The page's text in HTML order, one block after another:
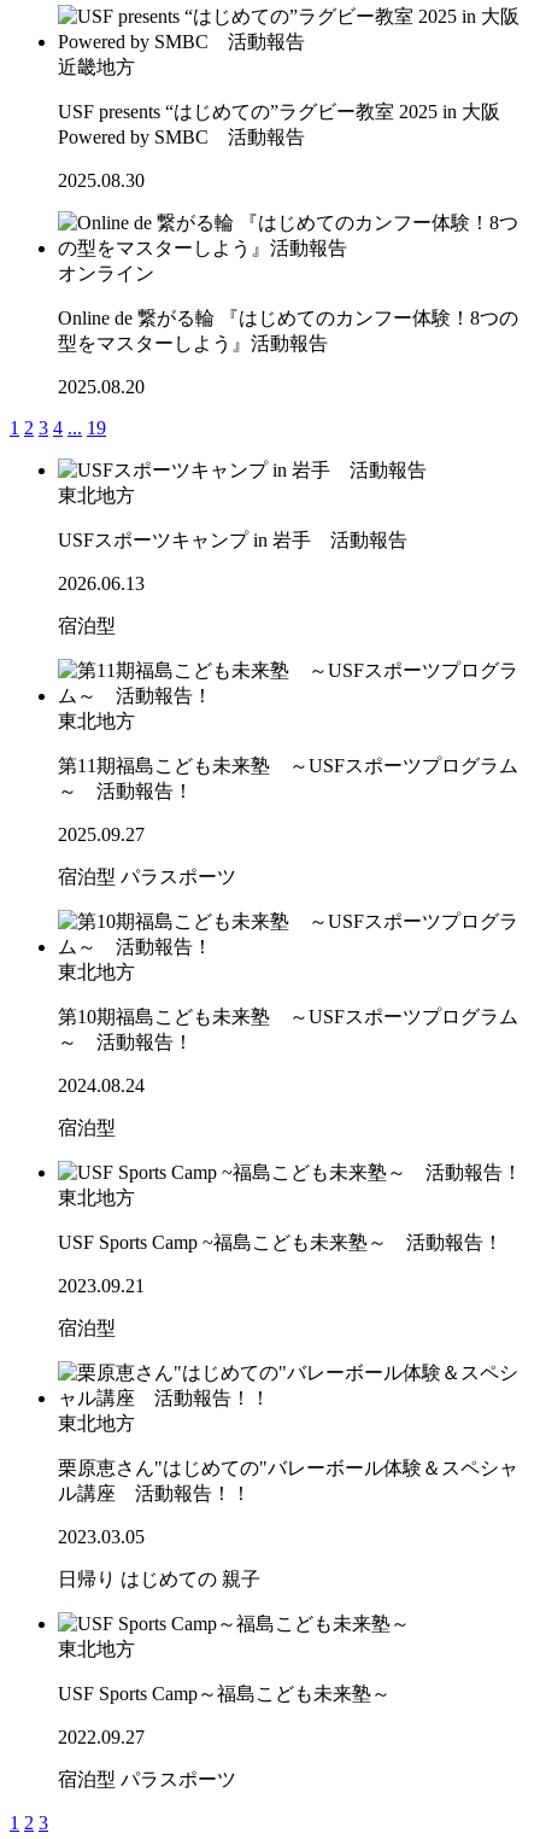
近畿地方
USF presents “はじめての”ラグビー教室 2025 in 大阪
Powered by SMBC 活動報告
2025.08.30
オンライン
Online de 繋がる輪 『はじめてのカンフー体験！8つの
型をマスターしよう』活動報告
2025.08.20
1 2 3 4 ... 19
東北地方
USFスポーツキャンプ in 岩手 活動報告
2026.06.13
宿泊型
東北地方
第11期福島こども未来塾 ～USFスポーツプログラム
～ 活動報告！
2025.09.27
宿泊型 パラスポーツ
東北地方
第10期福島こども未来塾 ～USFスポーツプログラム
～ 活動報告！
2024.08.24
宿泊型
東北地方
USF Sports Camp ~福島こども未来塾～ 活動報告！
2023.09.21
宿泊型
東北地方
栗原恵さん"はじめての"バレーボール体験＆スペシャ
ル講座 活動報告！！
2023.03.05
日帰り はじめての 親子
東北地方
USF Sports Camp～福島こども未来塾～
2022.09.27
宿泊型 パラスポーツ
1 2 3